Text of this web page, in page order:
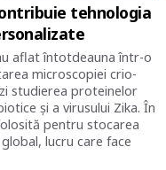
tehnologia
aflat întotdeauna într-o
microscopiei crio-
studierea proteinelor
și a virusului Zika. În
pentru stocarea
lucru care face